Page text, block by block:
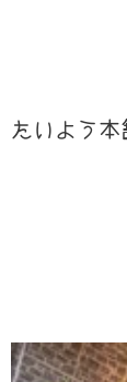
たいよう